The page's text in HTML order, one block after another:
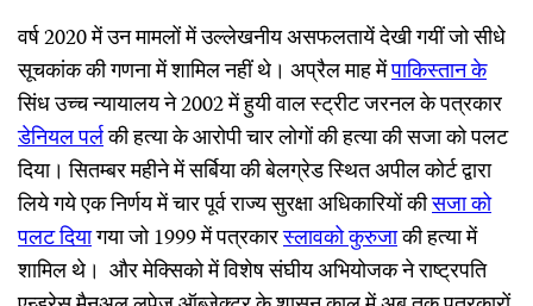
वर्ष 2020 में उन मामलों में उल्लेखनीय असफलतायें देखी गयीं जो सीधे
सूचकांक की गणना में शामिल नहीं थे। अप्रैल माह मेंपाकिस्तानके
सिंध उच्च न्यायालय ने 2002 में हुयी वाल स्ट्रीट जरनल के पत्रकार
डेनियलपर्लकी हत्या के आरोपी चार लोगों की हत्या की सजा को पलट
दिया। सितम्बर महीने में सर्बिया की बेलग्रेड स्थित अपील कोर्ट द्वारा
लिये गये एक निर्णय में चार पूर्व राज्य सुरक्षा अधिकारियों कीसजाको
पलटदियागया जो 1999 में पत्रकारस्लावकोकुरुजाकी हत्या में
शामिल थे। और मेक्सिको में विशेष संघीय अभियोजक ने राष्ट्रपति